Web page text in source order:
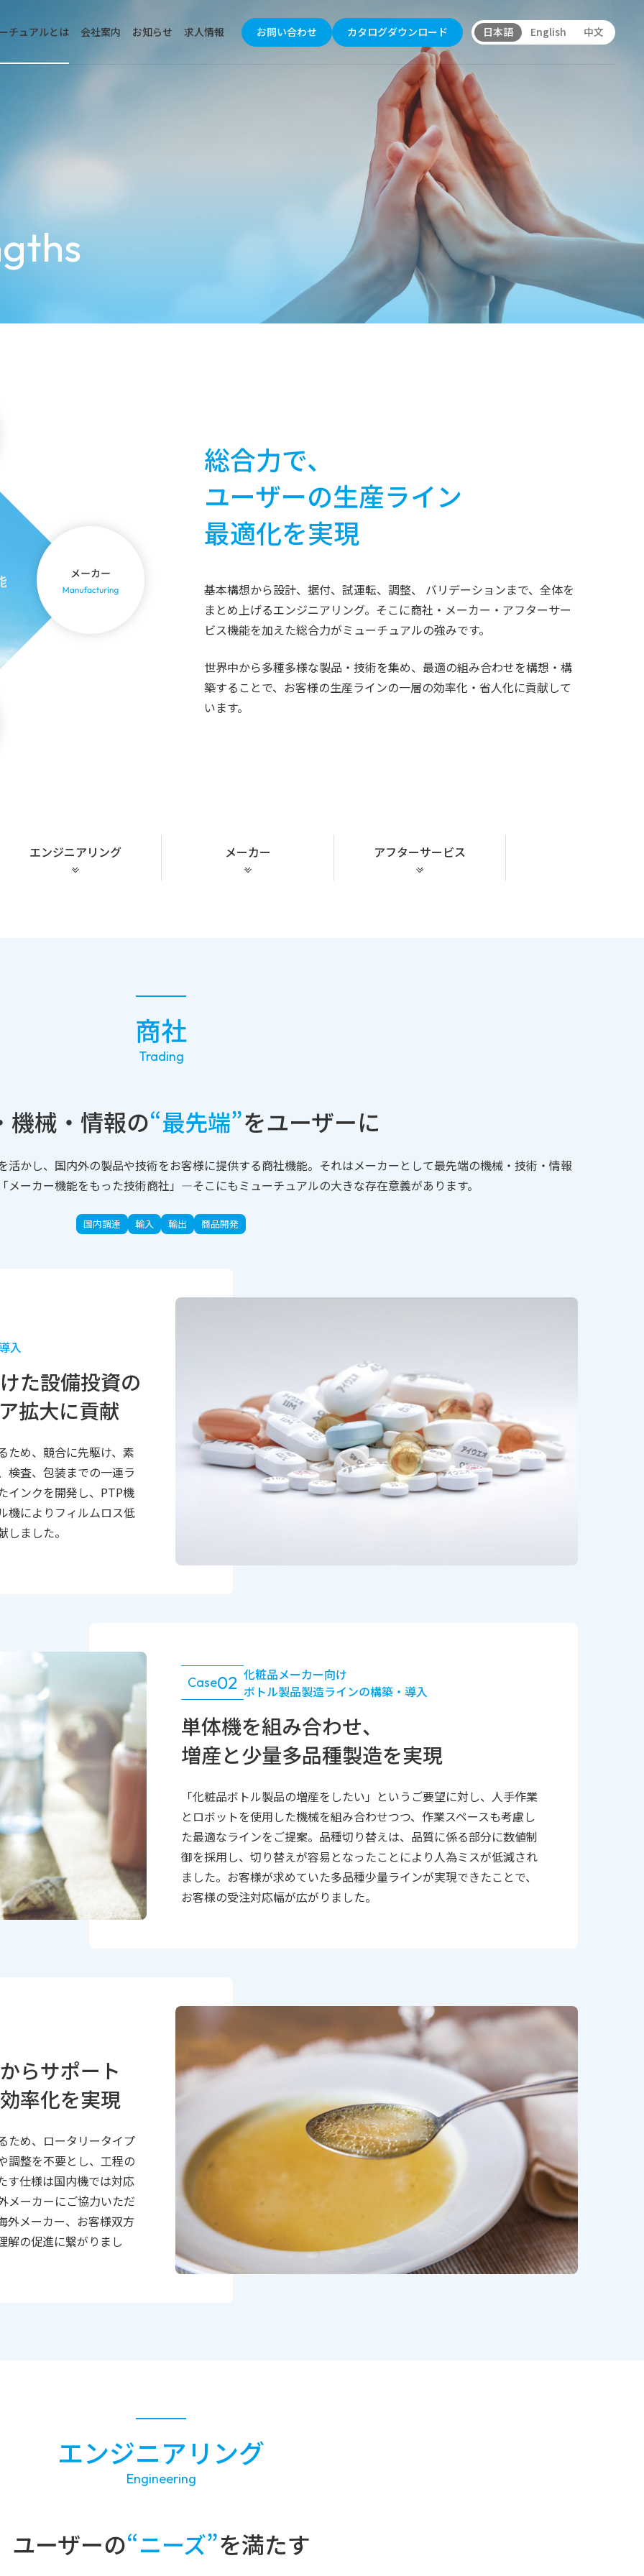
食品
検査機・洗浄機
工業用ダイヤモンド
チュアルとは 会社案内
ミューチュアルの基本方針
お知らせ 求人情報 お問い合わせ カタログダウンロード 日本語 English 中文
総合力で、
ユーザーの生産ライン
最適化を実現
基本構想から設計、据付、試運転、調整、 バリデーションまで、全体を
まとめ上げるエンジニアリング。そこに商社・メーカー・アフターサー
ビス機能を加えた総合力がミューチュアルの強みです。
世界中から多種多様な製品・技術を集め、最適の組み合わせを構想・構
築することで、お客様の生産ラインの一層の効率化・省人化に貢献して
います。
エンジニアリング メーカー アフターサービス
商社
Trading
機械・情報の“最先端”をユーザーに
かし、国内外の製品や技術をお客様に提供する商社機能。それはメーカーとして最先端の機械・技術・情報
ーカー機能をもった技術商社」―そこにもミューチュアルの大きな存在意義があります。
国内調達 輸入 輸出 商品開発
入
た設備投資の
拡大に貢献
ため、競合に先駆け、素
検査、包装までの一連ラ
インクを開発し、PTP機
機によりフィルムロス低
ました。
Case02 化粧品メーカー向け
ボトル製品製造ラインの構築・導入
単体機を組み合わせ、
増産と少量多品種製造を実現
「化粧品ボトル製品の増産をしたい」というご要望に対し、人手作業
とロボットを使用した機械を組み合わせつつ、作業スペースも考慮し
た最適なラインをご提案。品種切り替えは、品質に係る部分に数値制
御を採用し、切り替えが容易となったことにより人為ミスが低減され
ました。お客様が求めていた多品種少量ラインが実現できたことで、
お客様の受注対応幅が広がりました。
らサポート
率化を実現
ため、ロータリータイプ
調整を不要とし、工程の
す仕様は国内機では対応
メーカーにご協力いただ
外メーカー、お客様双方
解の促進に繋がりまし
エンジニアリング
Engineering
ユーザーの“ニーズ”を満たす